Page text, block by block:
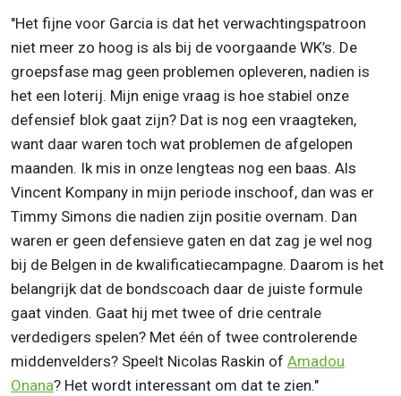
"Het fijne voor Garcia is dat het verwachtingspatroon
niet meer zo hoog is als bij de voorgaande WK’s. De
groepsfase mag geen problemen opleveren, nadien is
het een loterij. Mijn enige vraag is hoe stabiel onze
defensief blok gaat zijn? Dat is nog een vraagteken,
want daar waren toch wat problemen de afgelopen
maanden. Ik mis in onze lengteas nog een baas. Als
Vincent Kompany in mijn periode inschoof, dan was er
Timmy Simons die nadien zijn positie overnam. Dan
waren er geen defensieve gaten en dat zag je wel nog
bij de Belgen in de kwalificatiecampagne. Daarom is het
belangrijk dat de bondscoach daar de juiste formule
gaat vinden. Gaat hij met twee of drie centrale
verdedigers spelen? Met één of twee controlerende
middenvelders? Speelt Nicolas Raskin of Amadou
Onana? Het wordt interessant om dat te zien."